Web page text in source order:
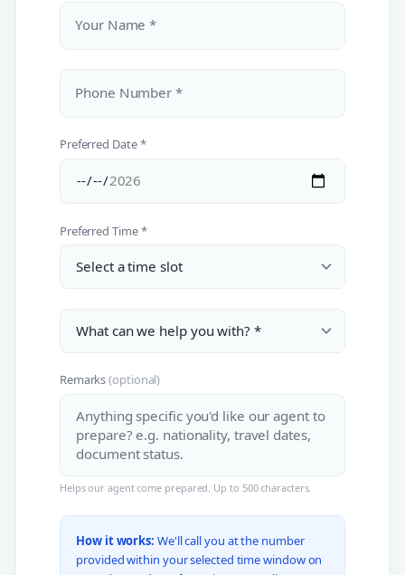
Your Name *
Phone Number *
Preferred Date *
Preferred Time *
Remarks(optional)
Helps our agent come prepared. Up to 500 characters.
How it works: We'll call you at the number
provided within your selected time window on